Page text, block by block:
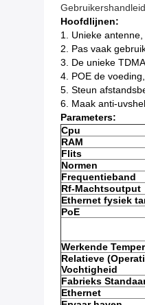
Hoofdlijnen:
1. Unieke
2. Pas vaak
3. De unieke
4. POE de
5. Steun
6. Maak anti-
Parameters:
Cpu
RAM
Flits
Normen
Frequentieband
Rf-Machtsoutput
Ethernet fysiek
PoE
Werkende
Relatieve
Vochtigheid
Fabrieks
Ethernet